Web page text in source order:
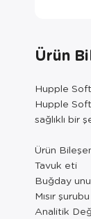
Ürün
Hupple
Hupple
sağlıklı bir
Ürün
Tavuk eti
Buğday unu
Mısır şurubu
Analitik